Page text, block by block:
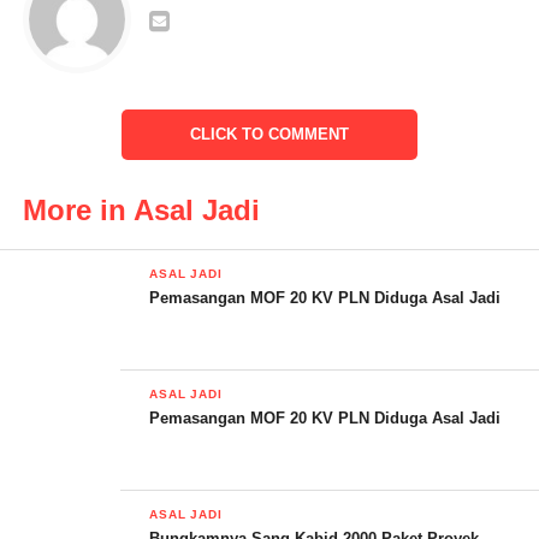
Kabupaten Pandeglang, Banten. Program penyelenggaraan jalan
yang menelan anggaran sebesar Rp. 689.610.327.00 tersebut
asal-asalan dalam pengerjaannya.
CLICK TO COMMENT
More in Asal Jadi
ASAL JADI
Pemasangan MOF 20 KV PLN Diduga Asal Jadi
ASAL JADI
Pemasangan MOF 20 KV PLN Diduga Asal Jadi
ASAL JADI